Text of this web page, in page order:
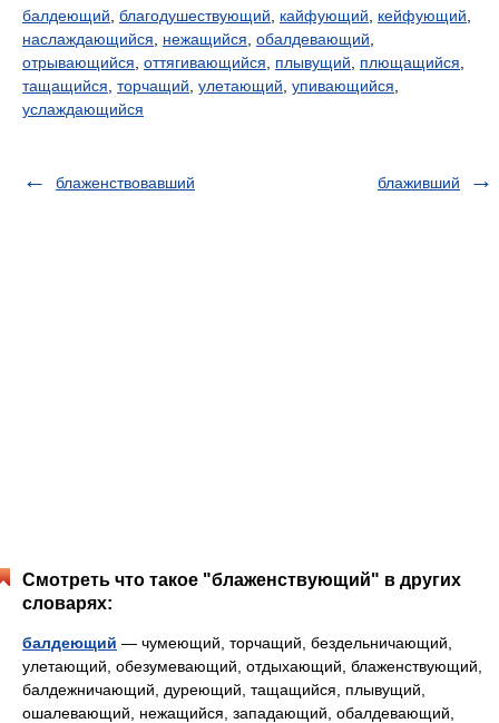
балдеющий благодушествующий кайфующий кейфующий
наслаждающийся
нежащийся обалдевающий
отрывающийся оттягивающийся плывущий плющащийся
тащащийся торчащий улетающий упивающийся
услаждающийся
блаженствовавший блаживший
Смотреть что такое "блаженствующий" в других
словарях:
балдеющий — чумеющий, торчащий, бездельничающий,
улетающий, обезумевающий, отдыхающий, блаженствующий,
балдежничающий, дуреющий, тащащийся, плывущий,
ошалевающий, нежащийся, западающий, обалдевающий,